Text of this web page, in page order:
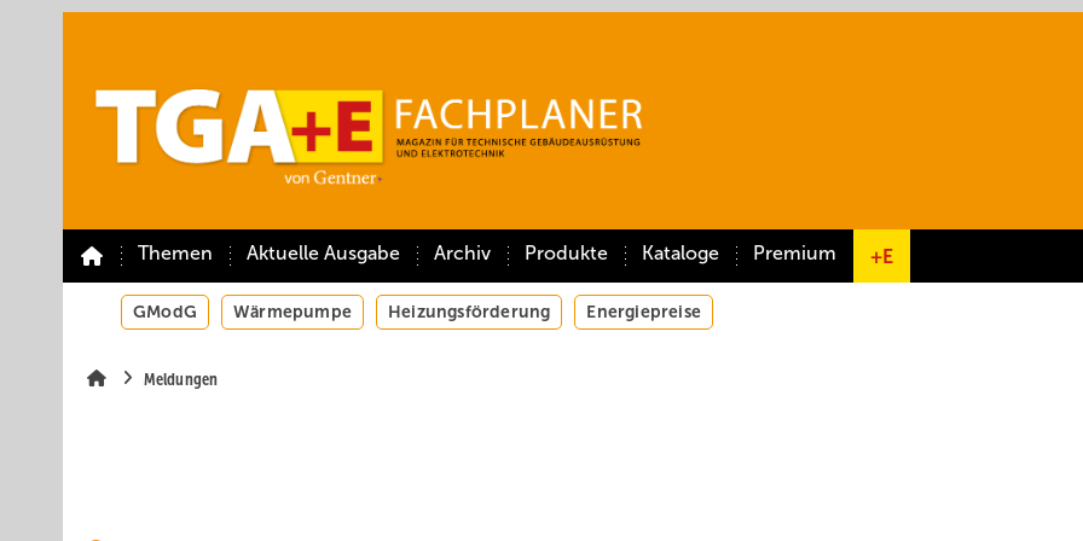
Themen Aktuelle Ausgabe Archiv Produkte Kataloge Premium +E
GModG Wärmepumpe Heizungsförderung Energiepreise
Meldungen